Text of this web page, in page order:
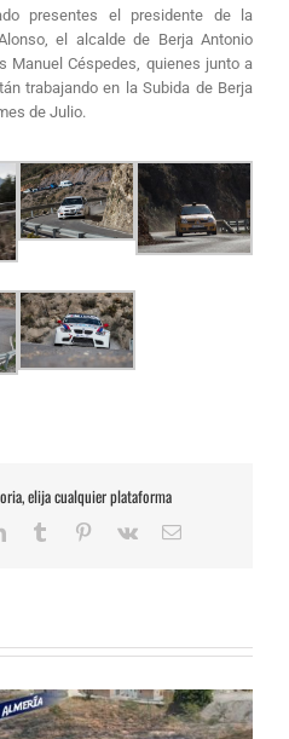
presentes el presidente de la
el alcalde de Berja Antonio
Manuel Céspedes, quienes junto a
trabajando en la Subida de Berja
de Julio.
elija cualquier plataforma
LinkedInTumblr Pinterest
Vk
Correo